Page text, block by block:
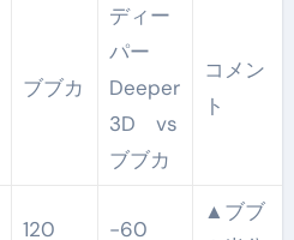
ブブカ
ディー
パー
Deeper
3D vs
ブブカ
コメン
ト
120 -60
▲ブブ